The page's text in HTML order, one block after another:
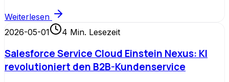
Weiterlesen
2026-05-01
4 Min. Lesezeit
Salesforce Service Cloud Einstein Nexus: KI
revolutioniert den B2B-Kundenservice